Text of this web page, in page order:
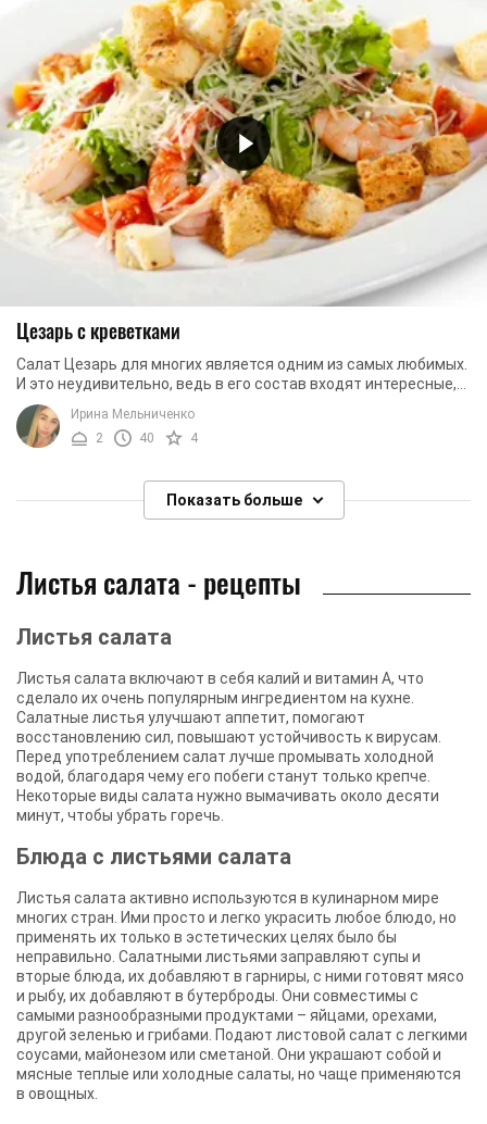
Цезарь с креветками
Салат Цезарь для многих является одним из самых любимых.
И это неудивительно, ведь в его состав входят интересные,
вкусные и ароматные ...
Ирина Мельниченко
2
40 4
Показать больше
Листья салата - рецепты
Листья салата
Листья салата включают в себя калий и витамин А, что
сделало их очень популярным ингредиентом на кухне.
Салатные листья улучшают аппетит, помогают
восстановлению сил, повышают устойчивость к вирусам.
Перед употреблением салат лучше промывать холодной
водой, благодаря чему его побеги станут только крепче.
Некоторые виды салата нужно вымачивать около десяти
минут, чтобы убрать горечь.
Блюда с листьями салата
Листья салата активно используются в кулинарном мире
многих стран. Ими просто и легко украсить любое блюдо, но
применять их только в эстетических целях было бы
неправильно. Салатными листьями заправляют супы и
вторые блюда, их добавляют в гарниры, с ними готовят мясо
и рыбу, их добавляют в бутерброды. Они совместимы с
самыми разнообразными продуктами – яйцами, орехами,
другой зеленью и грибами. Подают листовой салат с легкими
соусами, майонезом или сметаной. Они украшают собой и
мясные теплые или холодные салаты, но чаще применяются
в овощных.